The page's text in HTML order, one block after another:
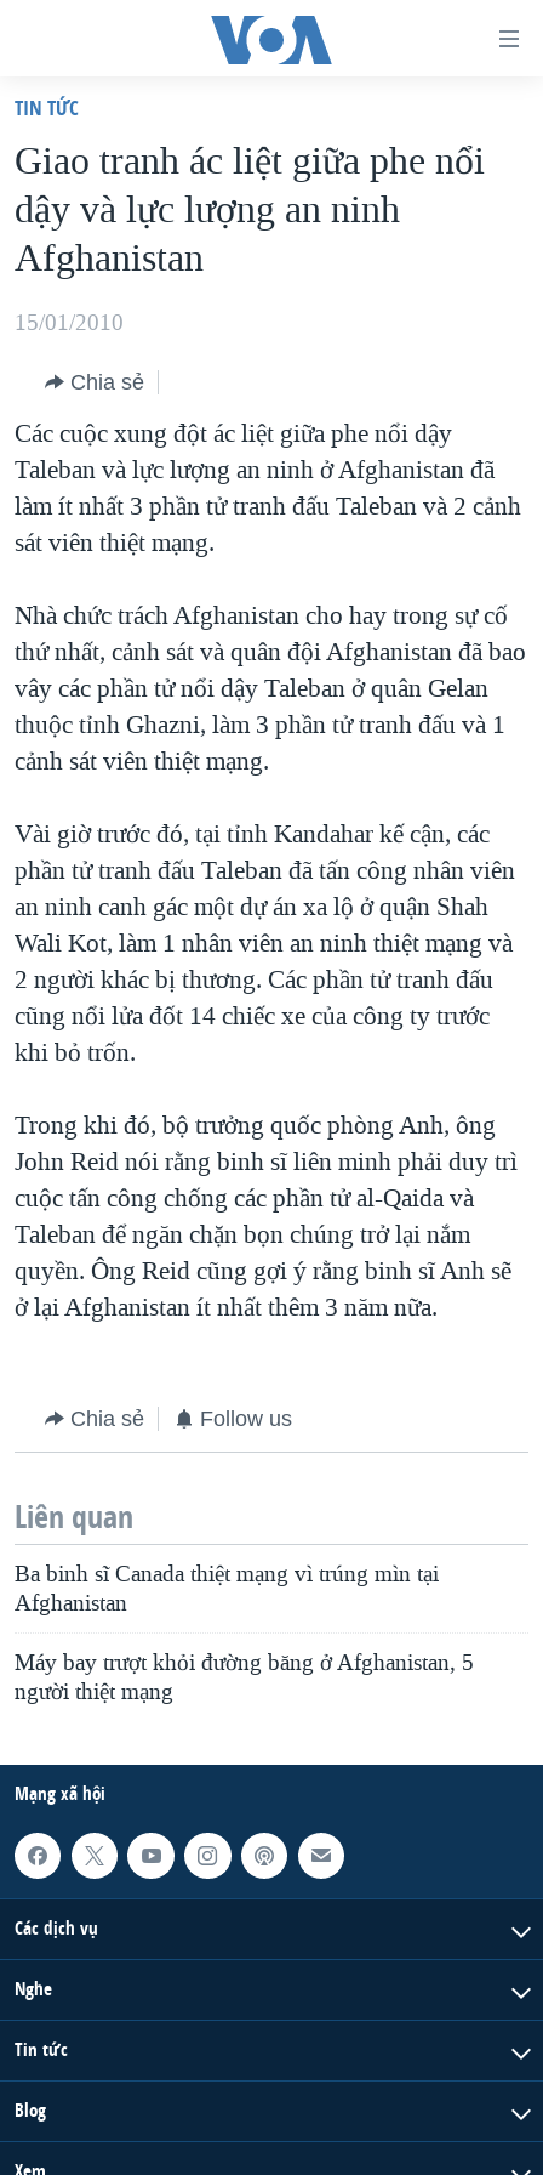
truy
cập
Tới
nội
chính
hướng
chính
Đi
tới
VIỆT NAM
HOA KỲ
BIỂN ĐÔNG
THẾ GIỚI
DIỄN ĐÀN
MỤC
TỰ DO BÁO CHÍ
VẠCH TRẦN TIN GIẢ
ĐỜI SỐNG
KINH TẾ
KHOA HỌC
SỨC KHOẺ
THỂ THAO
GIÁO DỤC
CHUYÊN ĐỀ
CHIẾN TRANH THƯƠNG MẠI CỦA MỸ: QUÁ KHỨ VÀ HIỆN
TẠI
MỘT NĂM CHIẾN TRANH TẠI DẢI GAZA
GIẢI MÃ VÀNH ĐAI & CON ĐƯỜNG
NGÀY TỊ NẠN THẾ GIỚI
TRỊNH VĨNH BÌNH - NGƯỜI HẠ 'BÊN THẮNG CUỘC'
CHI PHÍ CHIẾN TRANH AFGHANISTAN
CÁC GIÁ TRỊ CỘNG HÒA Ở VIỆT NAM
THƯỢNG ĐỈNH TRUMP-KIM TẠI VIỆT NAM
TRỊNH VĨNH BÌNH VS. CHÍNH PHỦ VIỆT NAM
NGƯ DÂN VIỆT VÀ LÀN SÓNG TRỘM HẢI SÂM
QUAN HỆ VIỆT MỸ
HỌC TIẾNG ANH
NGHE
MẠNG XÃ HỘI
TIN TỨC
Giao tranh ác liệt giữa phe nổi
dậy và lực lượng an ninh
Afghanistan
15/01/2010
Chia sẻ
Các cuộc xung đột ác liệt giữa phe nổi dậy
Taleban và lực lượng an ninh ở Afghanistan đã
làm ít nhất 3 phần tử tranh đấu Taleban và 2 cảnh
sát viên thiệt mạng.
Nhà chức trách Afghanistan cho hay trong sự cố
thứ nhất, cảnh sát và quân đội Afghanistan đã bao
vây các phần tử nổi dậy Taleban ở quân Gelan
thuộc tỉnh Ghazni, làm 3 phần tử tranh đấu và 1
cảnh sát viên thiệt mạng.
Vài giờ trước đó, tại tỉnh Kandahar kế cận, các
phần tử tranh đấu Taleban đã tấn công nhân viên
an ninh canh gác một dự án xa lộ ở quận Shah
Wali Kot, làm 1 nhân viên an ninh thiệt mạng và
2 người khác bị thương. Các phần tử tranh đấu
cũng nổi lửa đốt 14 chiếc xe của công ty trước
khi bỏ trốn.
Trong khi đó, bộ trưởng quốc phòng Anh, ông
John Reid nói rằng binh sĩ liên minh phải duy trì
cuộc tấn công chống các phần tử al-Qaida và
Taleban để ngăn chặn bọn chúng trở lại nắm
quyền. Ông Reid cũng gợi ý rằng binh sĩ Anh sẽ
ở lại Afghanistan ít nhất thêm 3 năm nữa.
Chia sẻ Follow us
Liên quan
Ba binh sĩ Canada thiệt mạng vì trúng mìn tại
Afghanistan
Máy bay trượt khỏi đường băng ở Afghanistan, 5
người thiệt mạng
Mạng xã hội
Các dịch vụ
Nghe
Tin tức
Blog